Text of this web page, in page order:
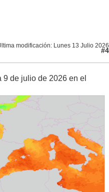
modificación: Lunes 13 Julio 2026
#4
9 de julio de 2026 en el